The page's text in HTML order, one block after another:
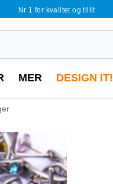
Nr 1 for kvalitet og tillit
MER DESIGN IT!